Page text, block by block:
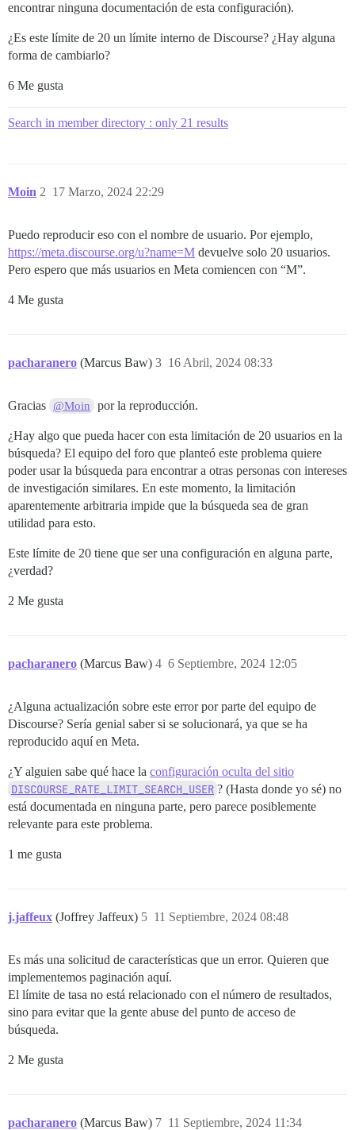
encontrar ninguna documentación de esta configuración).
¿Es este límite de 20 un límite interno de Discourse? ¿Hay alguna
forma de cambiarlo?
6 Me gusta
Search in member directory : only 21 results
Moin 17 Marzo, 2024 22:29
2
Puedo reproducir eso con el nombre de usuario. Por ejemplo,
https://meta.discourse.org/u?name=M devuelve solo 20 usuarios.
Pero espero que más usuarios en Meta comiencen con “M”.
4 Me gusta
pacharanero (Marcus Baw) 16 Abril, 2024 08:33
3
Gracias @Moin por la reproducción.
¿Hay algo que pueda hacer con esta limitación de 20 usuarios en la
búsqueda? El equipo del foro que planteó este problema quiere
poder usar la búsqueda para encontrar a otras personas con intereses
de investigación similares. En este momento, la limitación
aparentemente arbitraria impide que la búsqueda sea de gran
utilidad para esto.
Este límite de 20 tiene que ser una configuración en alguna parte,
¿verdad?
2 Me gusta
pacharanero (Marcus Baw) 6 Septiembre, 2024 12:05
4
¿Alguna actualización sobre este error por parte del equipo de
Discourse? Sería genial saber si se solucionará, ya que se ha
reproducido aquí en Meta.
¿Y alguien sabe qué hace la configuración oculta del sitio
DISCOURSE_RATE_LIMIT_SEARCH_USER ? (Hasta donde yo sé) no
está documentada en ninguna parte, pero parece posiblemente
relevante para este problema.
1 me gusta
j.jaffeux (Joffrey Jaffeux) 11 Septiembre, 2024 08:48
5
Es más una solicitud de características que un error. Quieren que
implementemos paginación aquí.
El límite de tasa no está relacionado con el número de resultados,
sino para evitar que la gente abuse del punto de acceso de
búsqueda.
2 Me gusta
pacharanero (Marcus Baw) 11 Septiembre, 2024 11:34
7